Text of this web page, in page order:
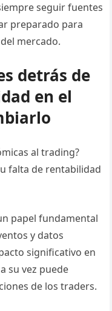
seguir fuentes
preparado para
mercado.
detrás de
en el
al trading?
falta de rentabilidad
papel fundamental
y datos
significativo en
su vez puede
de los traders.